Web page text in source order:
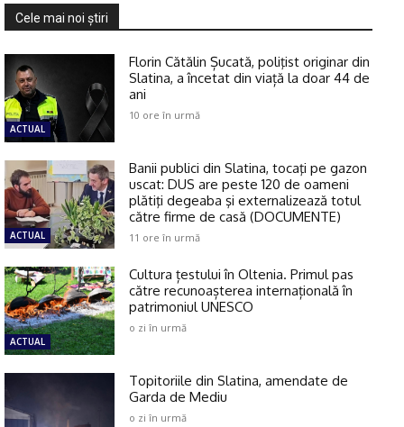
Cele mai noi ştiri
ACTUAL
Florin Cătălin Șucată, poliţist originar din
Slatina, a încetat din viață la doar 44 de
ani
10 ore în urmă
ACTUAL
Banii publici din Slatina, tocaţi pe gazon
uscat: DUS are peste 120 de oameni
plătiţi degeaba şi externalizează totul
către firme de casă (DOCUMENTE)
11 ore în urmă
ACTUAL
Cultura țestului în Oltenia. Primul pas
către recunoașterea internațională în
patrimoniul UNESCO
o zi în urmă
Topitoriile din Slatina, amendate de
Garda de Mediu
o zi în urmă